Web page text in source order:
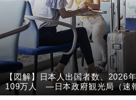
【図解】日本人出国者数、2026
109万人 ―日本政府観光局（速